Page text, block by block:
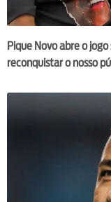
Pique Novo abre o
reconquistar o nosso